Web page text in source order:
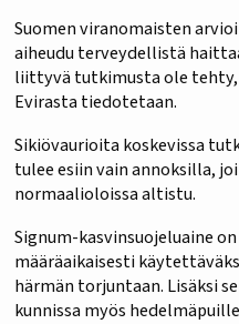
Suomen viranomaisten
aiheudu terveydellistä
liittyvä tutkimusta ole
Evirasta tiedotetaan.
Sikiövaurioita koskevissa
tulee esiin vain annoksilla,
normaalioloissa altistu.
Signum-kasvinsuojeluaine
määräaikaisesti
härmän torjuntaan. Lisäksi
kunnissa myös